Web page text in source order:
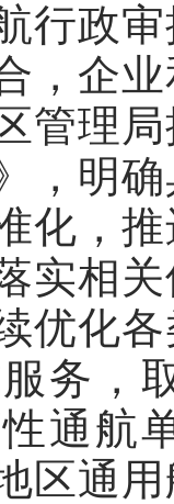
行政
，企
管理
，明
化，
实相
优化
务 ，
通航
区通